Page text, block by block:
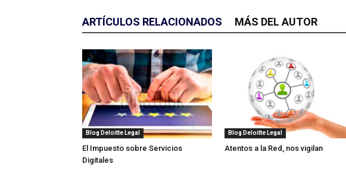
ARTÍCULOS RELACIONADOS MÁS DEL AUTOR
Blog Deloitte Legal
El Impuesto sobre Servicios
Digitales
Blog Deloitte Legal
Atentos a la Red, nos vigilan